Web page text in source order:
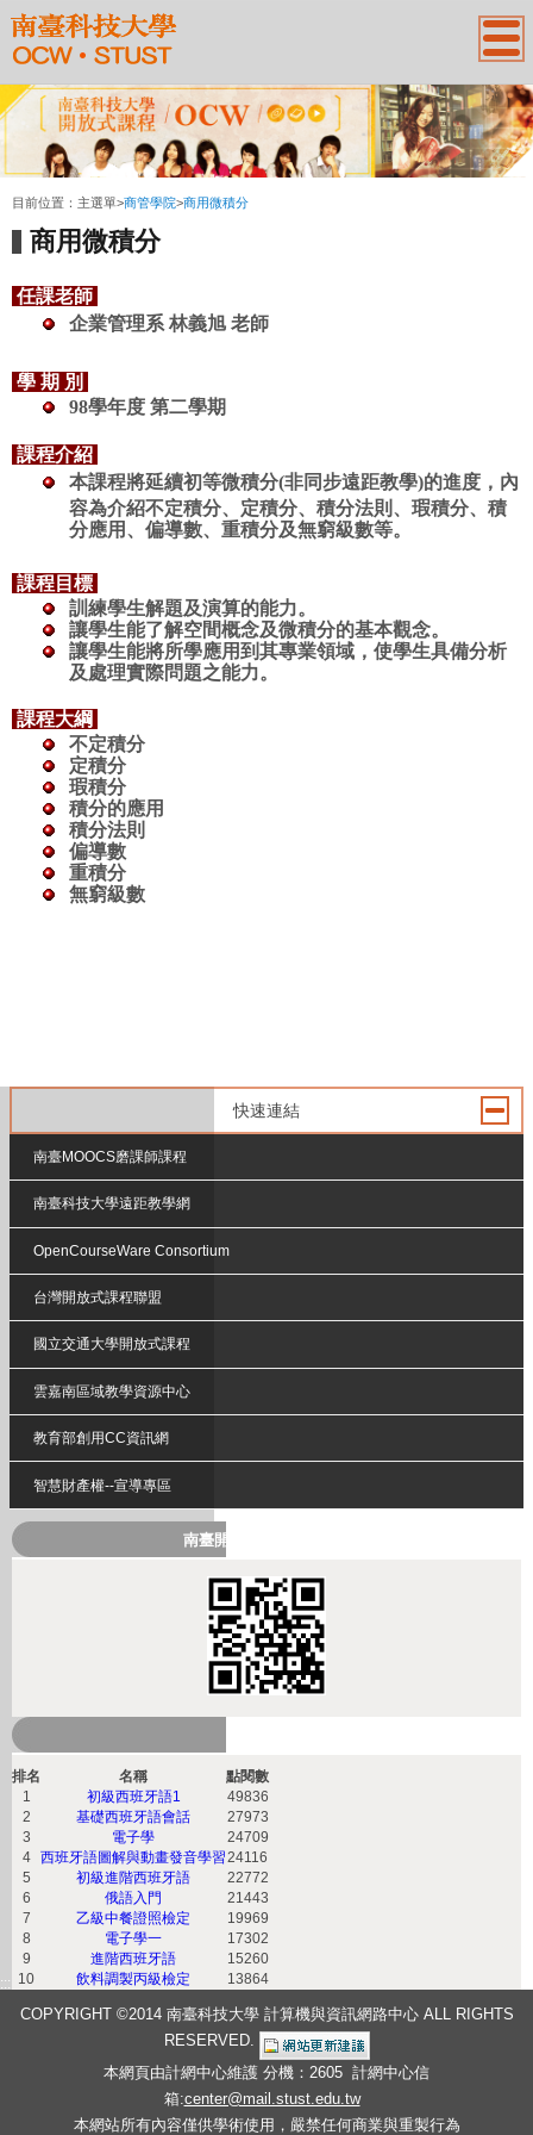
:::
目前位置： 主選單>商管學院>商用微積分
商用微積分
任課老師
企業管理系 林義旭 老師
學 期 別
98學年度 第二學期
課程介紹
本課程將延續初等微積分(非同步遠距教學)的進度，內
容為介紹不定積分、定積分、積分法則、瑕積分、積
分應用、偏導數、重積分及無窮級數等。
課程目標
訓練學生解題及演算的能力。
讓學生能了解空間概念及微積分的基本觀念。
讓學生能將所學應用到其專業領域，使學生具備分析
及處理實際問題之能力。
課程大綱
不定積分
定積分
瑕積分
積分的應用
積分法則
偏導數
重積分
無窮級數
快速連結
南臺MOOCS磨課師課程
南臺科技大學遠距教學網
OpenCourseWare Consortium
台灣開放式課程聯盟
國立交通大學開放式課程
雲嘉南區域教學資源中心
教育部創用CC資訊網
智慧財產權--宣導專區
南臺開放式課程QRcode
排名 名稱
點閱數
1
初級西班牙語1
49836
2
基礎西班牙語會話
27973
3
電子學
24709
4
西班牙語圖解與動畫發音學習24116
5
初級進階西班牙語
22772
6
俄語入門
21443
7
乙級中餐證照檢定
19969
8
電子學一
17302
9
進階西班牙語
15260
10
飲料調製丙級檢定 13864
:::
COPYRIGHT ©2014 南臺科技大學 計算機與資訊網路中心 ALL RIGHTS
RESERVED.
本網頁由計網中心維護 分機：2605 計網中心信
箱:center@mail.stust.edu.tw
本網站所有內容僅供學術使用，嚴禁任何商業與重製行為